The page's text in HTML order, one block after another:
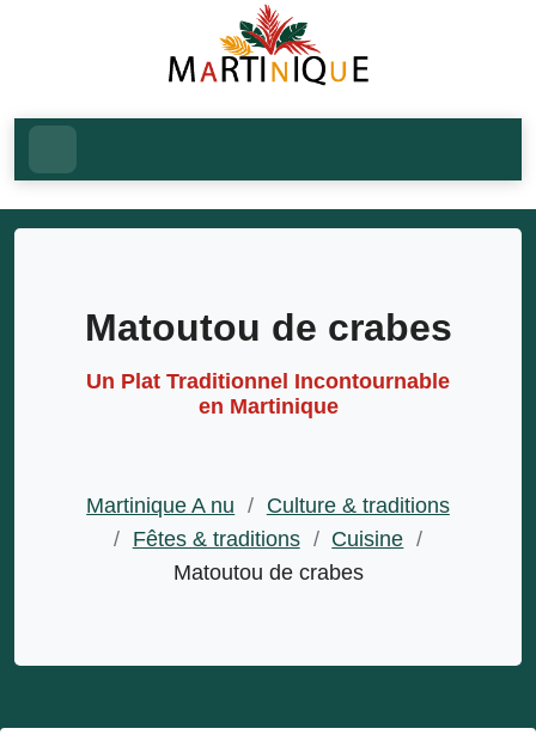
Matoutou de crabes
Un Plat Traditionnel Incontournable
en Martinique
Martinique A nu / Culture & traditions
/
Fêtes & traditions / Cuisine /
Matoutou de crabes